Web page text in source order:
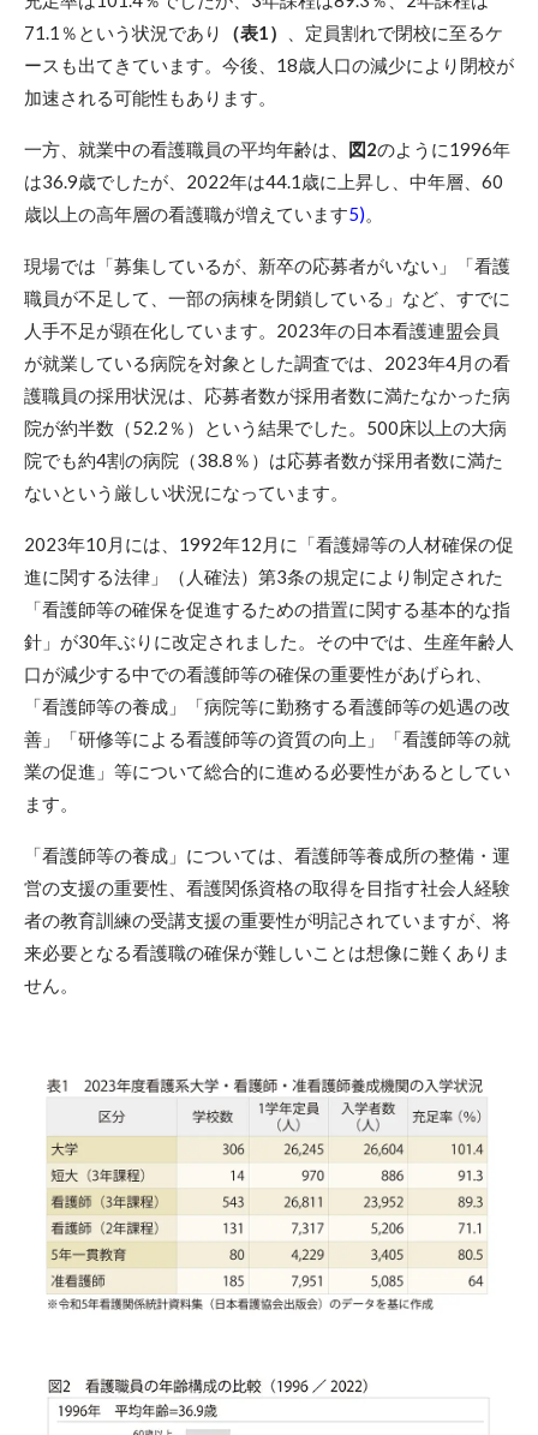
71.1％という状況であり
（表1）
、定員割れで閉校に至るケ
ースも出てきています。今後、18歳人口の減少により閉校が
加速される可能性もあります。
一方、就業中の看護職員の平均年齢は、 図2のように1996年
は36.9歳でしたが、2022年は44.1歳に上昇し、中年層、60
歳以上の高年層の看護職が増えています5)。
現場では「募集しているが、新卒の応募者がいない」「看護
職員が不足して、一部の病棟を閉鎖している」など、すでに
人手不足が顕在化しています。2023年の日本看護連盟会員
が就業している病院を対象とした調査では、2023年4月の看
護職員の採用状況は、応募者数が採用者数に満たなかった病
院が約半数（52.2％）という結果でした。500床以上の大病
院でも約4割の病院（38.8％）は応募者数が採用者数に満た
ないという厳しい状況になっています。
2023年10月には、1992年12月に「看護婦等の人材確保の促
進に関する法律」（人確法）第3条の規定により制定された
「看護師等の確保を促進するための措置に関する基本的な指
針」が30年ぶりに改定されました。その中では、生産年齢人
口が減少する中での看護師等の確保の重要性があげられ、
「看護師等の養成」「病院等に勤務する看護師等の処遇の改
善」「研修等による看護師等の資質の向上」「看護師等の就
業の促進」等について総合的に進める必要性があるとしてい
ます。
「看護師等の養成」については、看護師等養成所の整備・運
営の支援の重要性、看護関係資格の取得を目指す社会人経験
者の教育訓練の受講支援の重要性が明記されていますが、将
来必要となる看護職の確保が難しいことは想像に難くありま
せん。